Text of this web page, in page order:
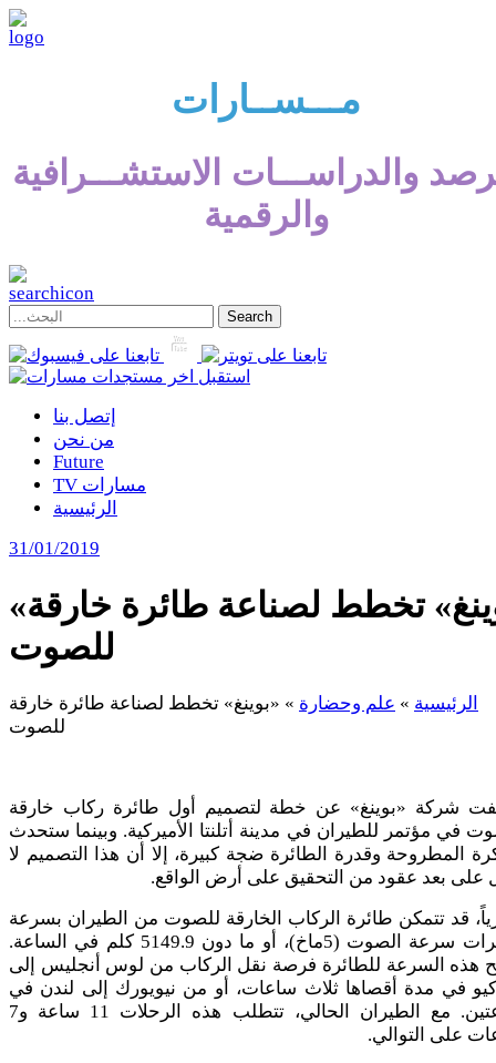
مـــســارات
والدراســـات الاستشـــرافية
والرقمية
إتصل بنا
من نحن
Future
TV مسارات
الرئيسية
31/01/2019
«بوينغ» تخطط لصناعة طائرة خارقة
للصوت
الرئيسية » علم وحضارة » «بوينغ» تخطط لصناعة طائرة خارقة
للصوت
شركة «بوينغ» عن خطة لتصميم أول طائرة ركاب خارقة
في مؤتمر للطيران في مدينة أتلنتا الأميركية. وبينما ستحدث
المطروحة وقدرة الطائرة ضجة كبيرة، إلا أن هذا التصميم لا
على بعد عقود من التحقيق على أرض الواقع.
قد تتمكن طائرة الركاب الخارقة للصوت من الطيران بسرعة
5 مرات سرعة الصوت (5ماخ)، أو ما دون 5149.9 كلم في الساعة.
هذه السرعة للطائرة فرصة نقل الركاب من لوس أنجليس إلى
في مدة أقصاها ثلاث ساعات، أو من نيويورك إلى لندن في
ساعتين. مع الطيران الحالي، تتطلب هذه الرحلات 11 ساعة و7
على التوالي.